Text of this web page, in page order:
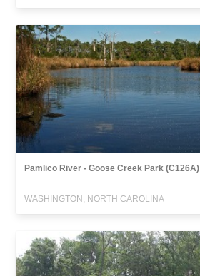
Pamlico River - Goose Creek Park (C126A)
WASHINGTON, NORTH CAROLINA